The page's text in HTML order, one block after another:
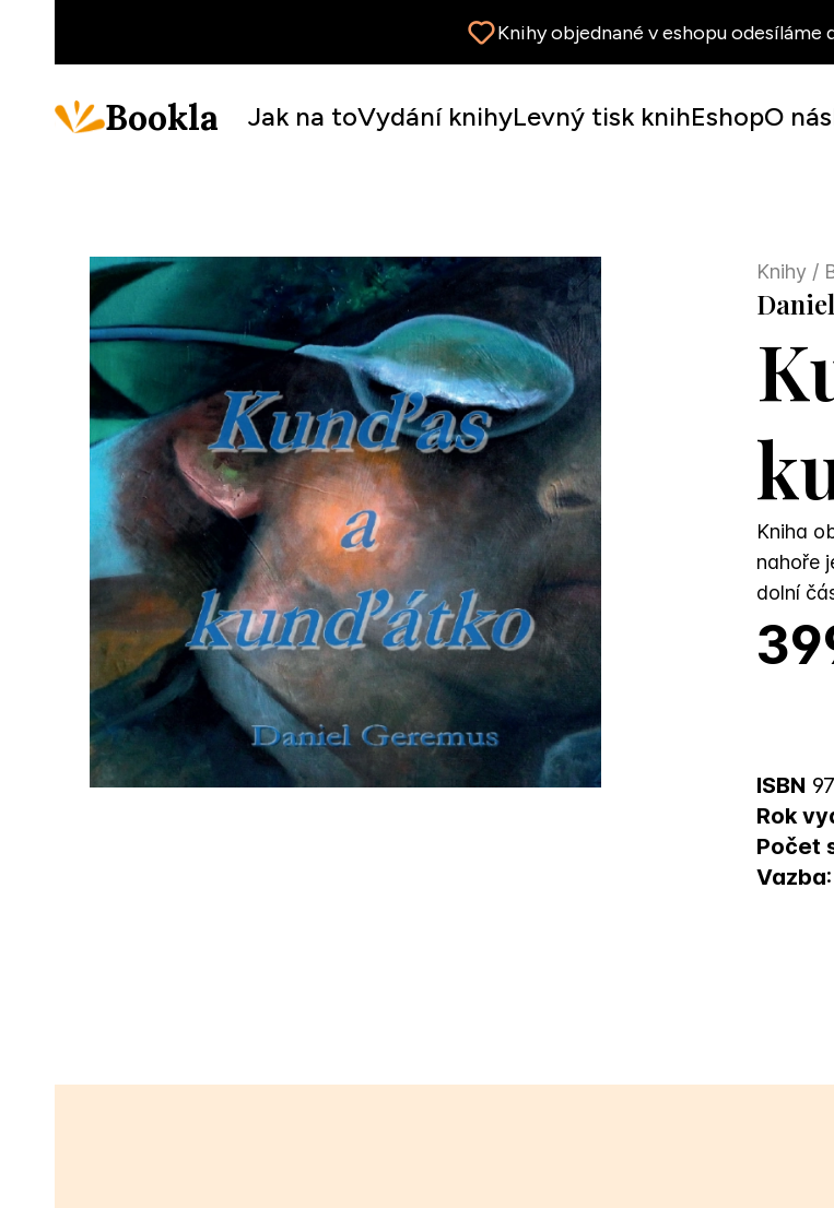
Knihy objednané v eshopu odesíláme
Bookla Jak na toVydání knihyLevný tisk knihEshopO nás
Knihy /
Kniha
nahoře
dolní
ISBN
Rok
Počet
Vazba